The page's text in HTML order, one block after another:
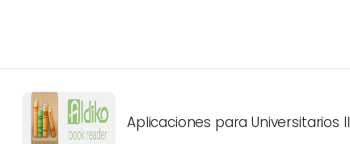
Aplicaciones para Universitarios II